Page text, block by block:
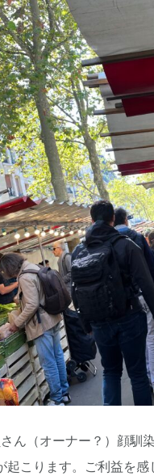
ん（オーナー？）顔馴
起こります。ご利益を